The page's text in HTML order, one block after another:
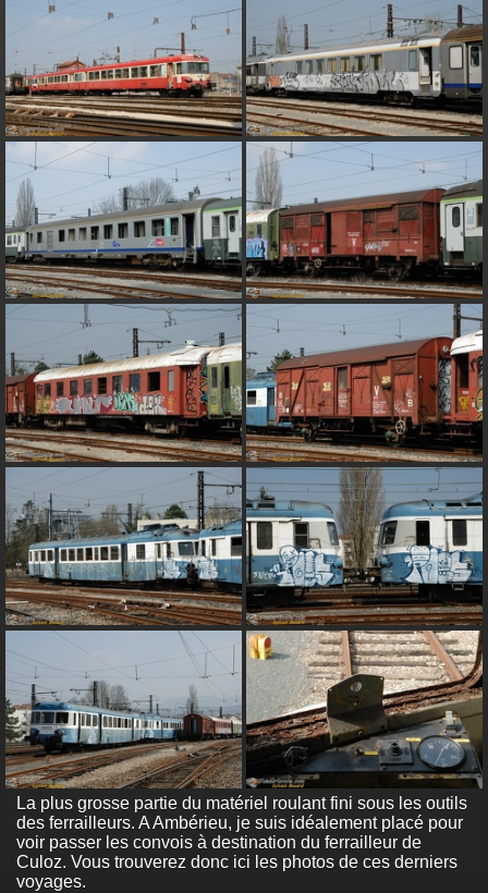
La plus grosse partie du matériel roulant fini sous les outils
des ferrailleurs. A Ambérieu, je suis idéalement placé pour
voir passer les convois à destination du ferrailleur de
Culoz. Vous trouverez donc ici les photos de ces derniers
voyages.